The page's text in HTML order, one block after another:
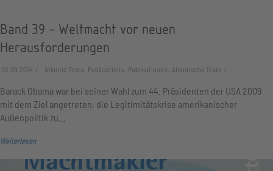
Band 39 - Weltmacht vor neuen
Herausforderungen
02.09.2014 Atlantic Texts, Publications, Publikationen, Atlantische Texte
Barack Obama war bei seiner Wahl zum 44. Präsidenten der USA 2009
mit dem Ziel angetreten, die Legitimitätskrise amerikanischer
Außenpolitik zu…
Weiterlesen